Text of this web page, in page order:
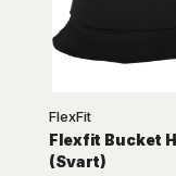
FlexFit
Flexfit Bucket
(Svart)